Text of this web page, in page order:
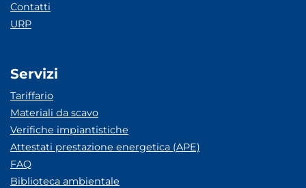
Contatti
URP
Servizi
Tariffario
Materiali da scavo
Verifiche impiantistiche
Attestati prestazione energetica (APE)
FAQ
Biblioteca ambientale